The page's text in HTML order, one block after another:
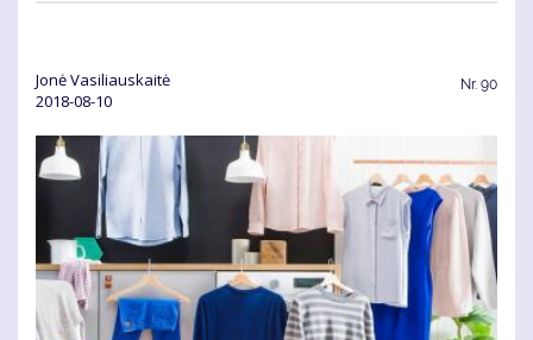
Jonė Vasiliauskaitė
2018-08-10
Nr. 90